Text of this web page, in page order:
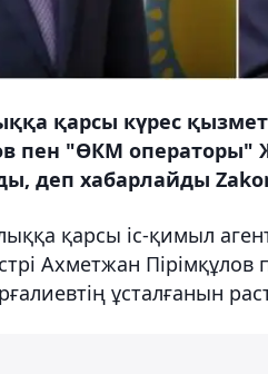
қарсы күрес
пен "ӨКМ
деп хабарлайды
қарсы іс-қимыл
Ахметжан
ұсталғанын